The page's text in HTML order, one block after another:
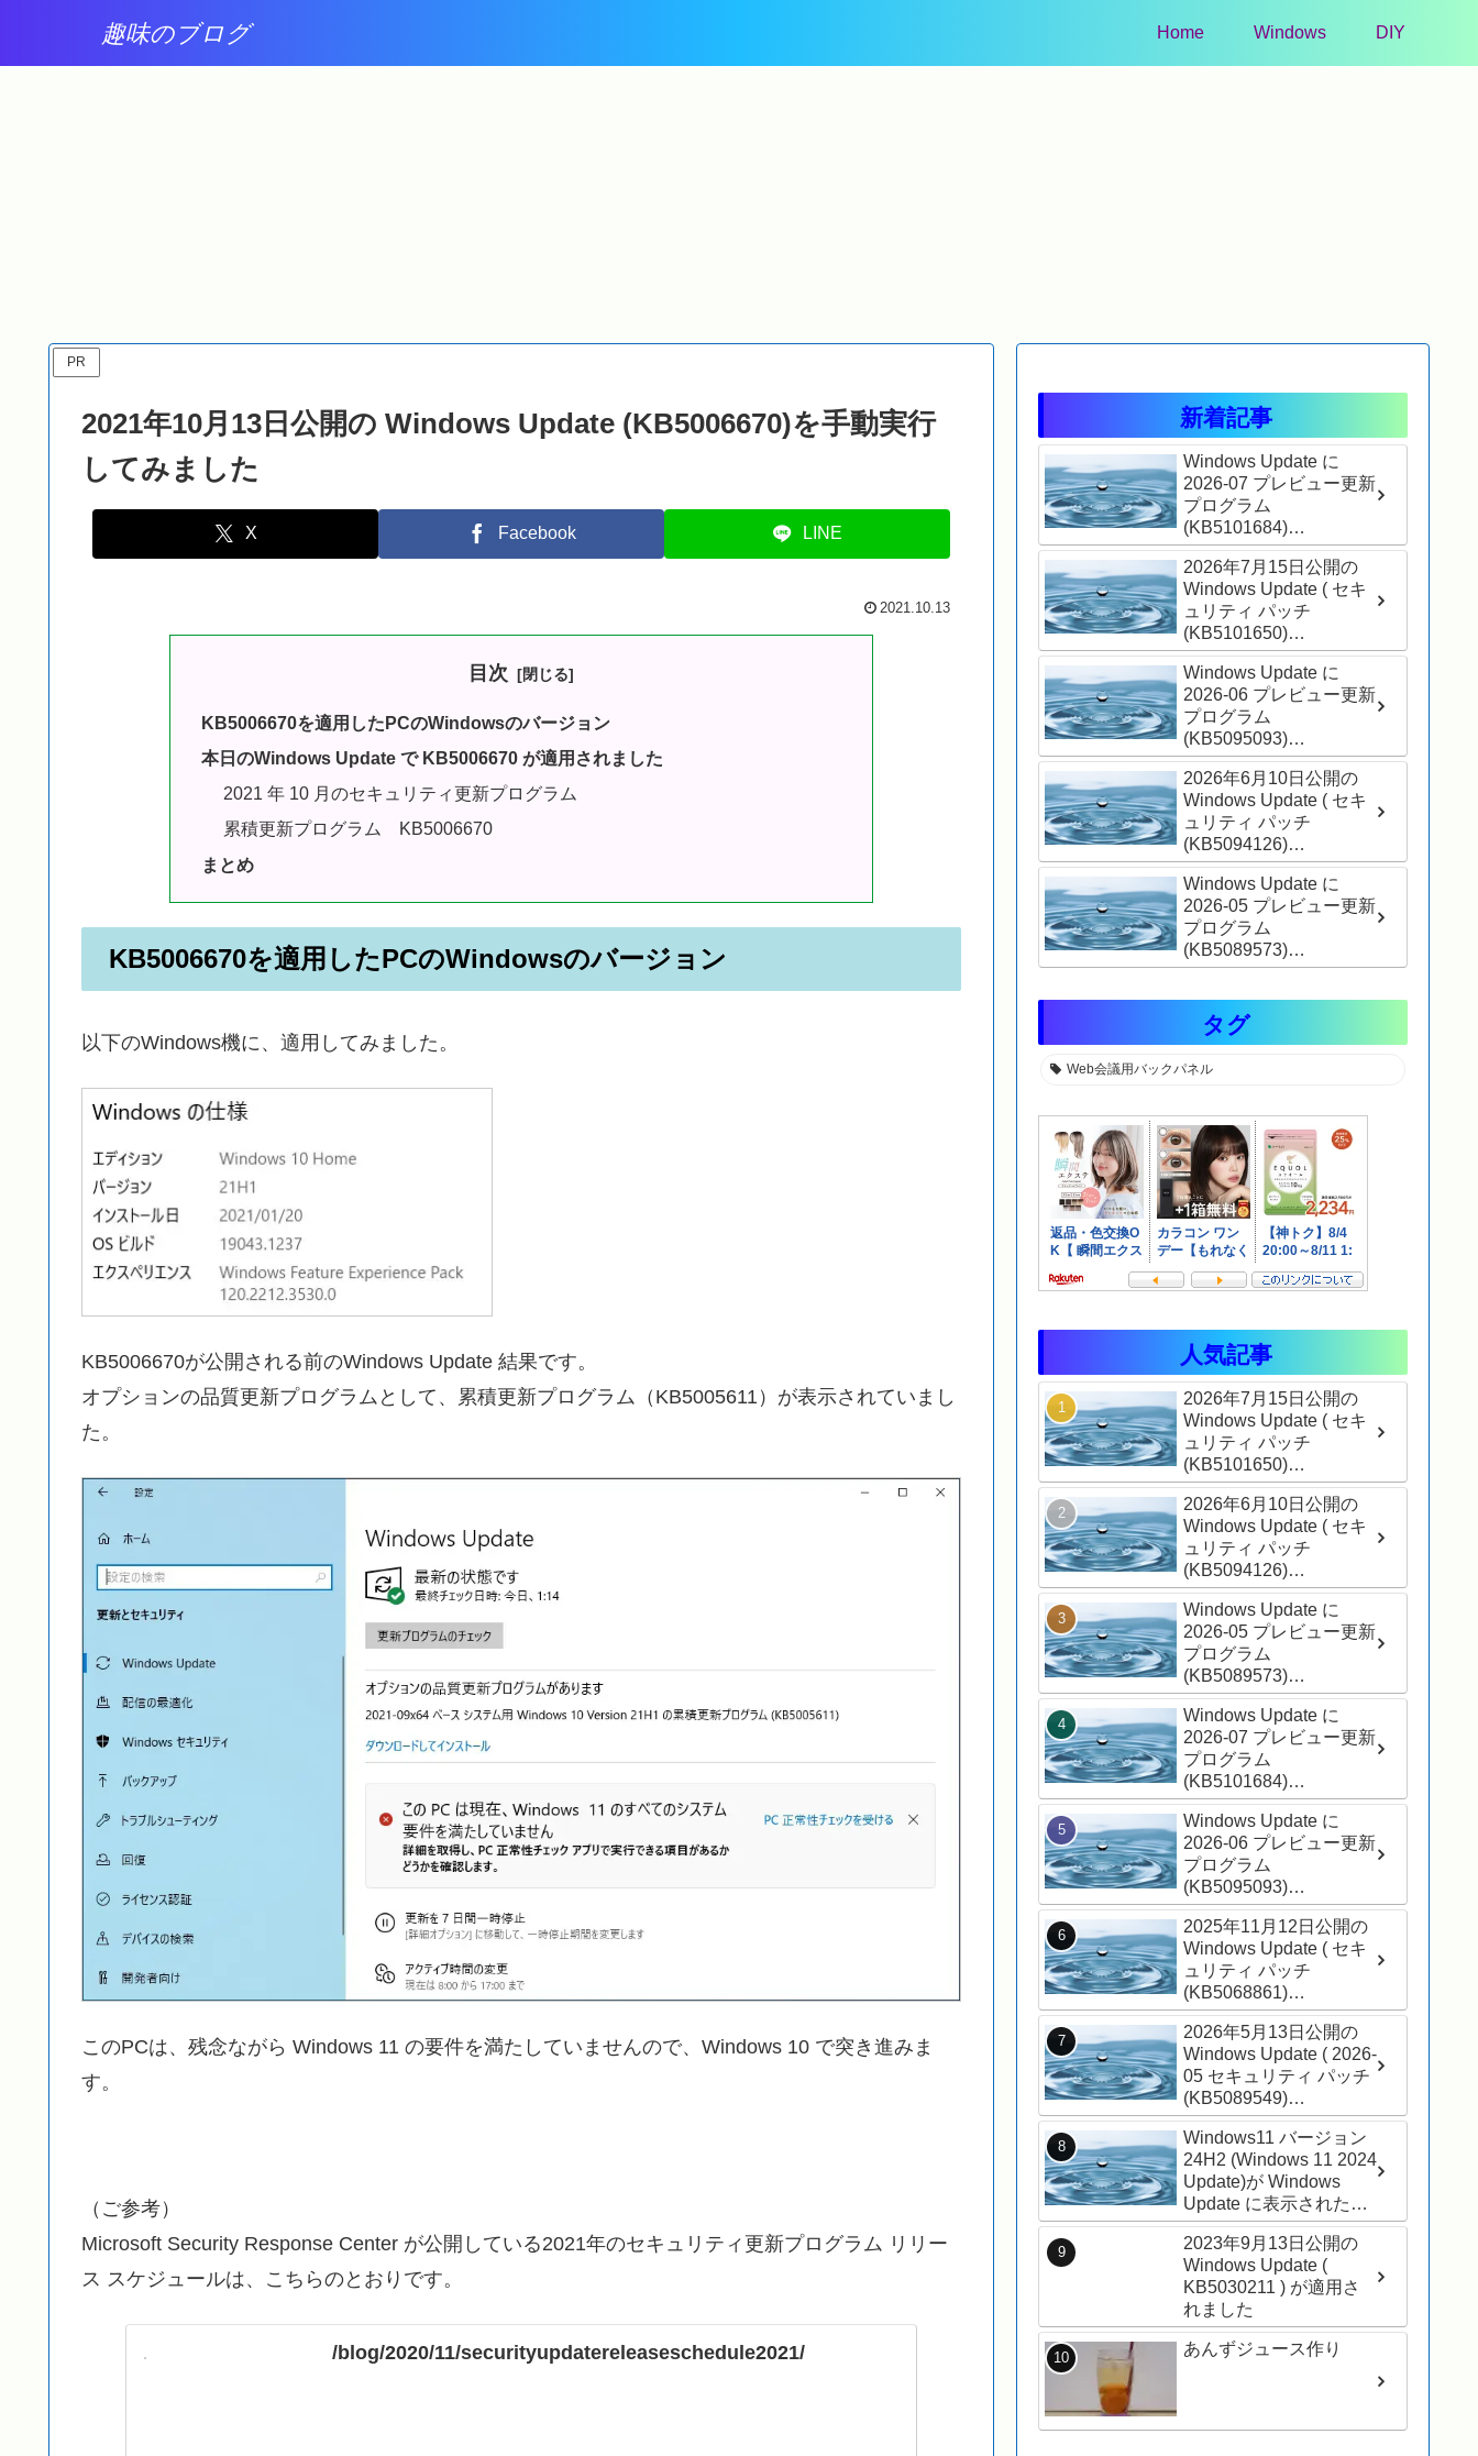
趣味のブログ Home Windows DIY
PR
2021年10月13日公開の Windows Update (KB5006670)を手動実行
してみました
X Facebook LINE
2021.10.13
目次
KB5006670を適用したPCのWindowsのバージョン
本日のWindows Update で KB5006670 が適用されました
2021 年 10 月のセキュリティ更新プログラム
累積更新プログラム KB5006670
まとめ
KB5006670を適用したPCのWindowsのバージョン
以下のWindows機に、適用してみました。
KB5006670が公開される前のWindows Update 結果です。
オプションの品質更新プログラムとして、累積更新プログラム（KB5005611）が表示されていまし
た。
このPCは、残念ながら Windows 11 の要件を満たしていませんので、Windows 10 で突き進みま
す。
（ご参考）
Microsoft Security Response Center が公開している2021年のセキュリティ更新プログラム リリー
ス スケジュールは、こちらのとおりです。
/blog/2020/11/securityupdatereleaseschedule2021/
新着記事
Windows Update に
2026-07 プレビュー更新
プログラム
(KB5101684)
(26200.8973) が表示さ
れました
2026年7月15日公開の
Windows Update ( セキ
ュリティ パッチ
(KB5101650)
(26200.8875) ) が適用さ
れました
Windows Update に
2026-06 プレビュー更新
プログラム
(KB5095093)
(26200.8737) が表示さ
れました
2026年6月10日公開の
Windows Update ( セキ
ュリティ パッチ
(KB5094126)
(26200.8655) ) が適用さ
れました
Windows Update に
2026-05 プレビュー更新
プログラム
(KB5089573)
(26200.8524) が表示さ
タグ
Web会議用バックパネル
人気記事
2026年7月15日公開の
Windows Update ( セキ
ュリティ パッチ
(KB5101650)
(26200.8875) ) が適用さ
れました
2026年6月10日公開の
Windows Update ( セキ
ュリティ パッチ
(KB5094126)
(26200.8655) ) が適用さ
れました
Windows Update に
2026-05 プレビュー更新
プログラム
(KB5089573)
(26200.8524) が表示さ
れました
Windows Update に
2026-07 プレビュー更新
プログラム
(KB5101684)
(26200.8973) が表示さ
れました
Windows Update に
2026-06 プレビュー更新
プログラム
(KB5095093)
(26200.8737) が表示さ
れました
2025年11月12日公開の
Windows Update ( セキ
ュリティ パッチ
(KB5068861)
(26200.7171) ) を適用し
ました
2026年5月13日公開の
Windows Update ( 2026-
05 セキュリティ パッチ
(KB5089549)
(26200.8457) ) が適用さ
れました
Windows11 バージョン
24H2 (Windows 11 2024
Update)が Windows
Update に表示されたの
で、インストールしてみ
ました
2023年9月13日公開の
Windows Update (
KB5030211 ) が適用さ
れました
あんずジュース作り